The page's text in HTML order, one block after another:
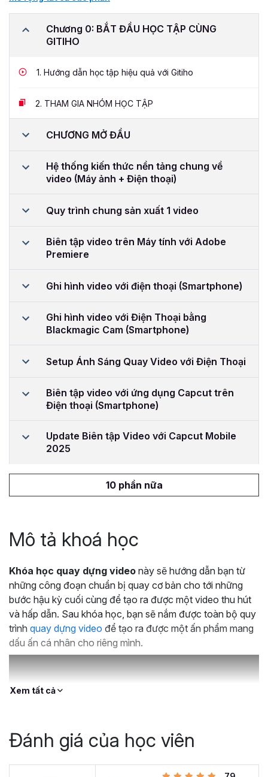
Chương 0: BẮT ĐẦU HỌC TẬP CÙNG
GITIHO
1. Hướng dẫn học tập hiệu quả với Gitiho
2. THAM GIA NHÓM HỌC TẬP
CHƯƠNG MỞ ĐẦU
Hệ thống kiến thức nền tảng chung về
video (Máy ảnh + Điện thoại)
Quy trình chung sản xuất 1 video
Biên tập video trên Máy tính với Adobe
Premiere
Ghi hình video với điện thoại (Smartphone)
Ghi hình video với Điện Thoại bằng
Blackmagic Cam (Smartphone)
Setup Ánh Sáng Quay Video với Điện Thoại
Biên tập video với ứng dụng Capcut trên
Điện thoại (Smartphone)
Update Biên tập Video với Capcut Mobile
2025
10 phần nữa
Mô tả khoá học
Khóa học quay dựng video này sẽ hướng dẫn bạn từ
những công đoạn chuẩn bị quay cơ bản cho tới những
bước hậu kỳ cuối cùng để tạo ra được một video thu hút
và hấp dẫn. Sau khóa học, bạn sẽ nắm được toàn bộ quy
trình quay dựng video để tạo ra được một ấn phẩm mang
dấu ấn cá nhân cho riêng mình.
Xem tất cả
Đánh giá của học viên